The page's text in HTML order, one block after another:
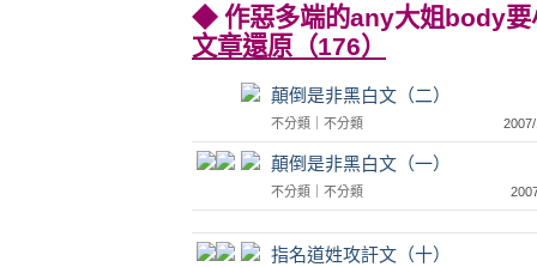
◆ 作惡多端的any大姐body要
文章還原（176）
顛倒是非黑白文（二）
不分類 不分類
顛倒是非黑白文（一）
不分類 不分類
指名道姓攻訐文（十）